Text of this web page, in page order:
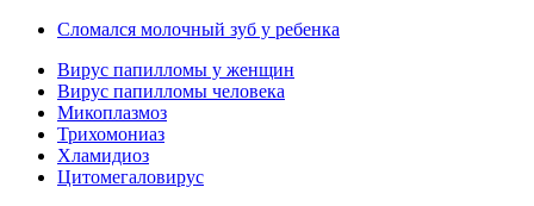
Сломался молочный зуб у ребенка
Вирус папилломы у женщин
Вирус папилломы человека
Микоплазмоз
Трихомониаз
Хламидиоз
Цитомегаловирус